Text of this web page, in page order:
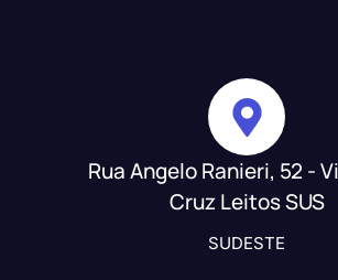
Rua Angelo Ranieri, 52 -
Cruz Leitos SUS
SUDESTE